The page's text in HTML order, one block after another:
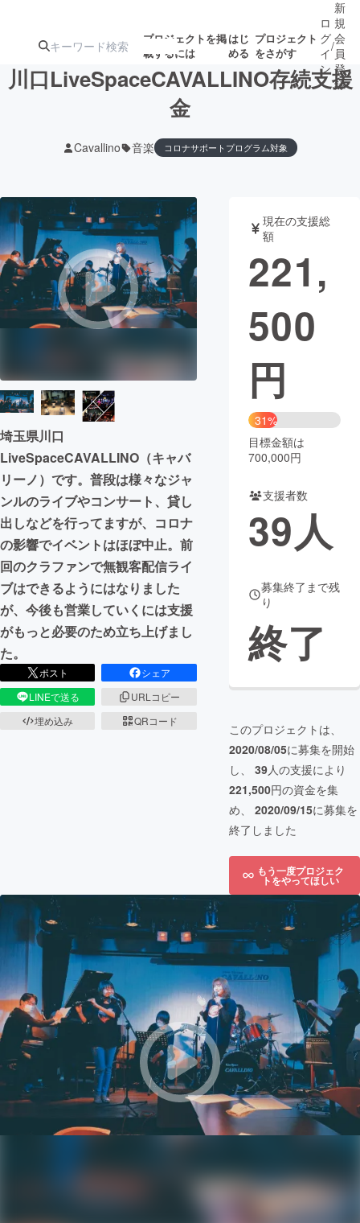
プロジェクトを掲
載するには
はじ
める
プロジェクト
をさがす
ターン
注目の新着プロ
ジェクト
募集終了が近いプ
ロジェクト
もうすぐ公開
されます
アート・写真 音楽
テクノロジー・ガジェット ゲーム・サ
映像・映画
ビジネス・起業
まちづくり・地域活性化
CAMPFIRE for Social Good
CAMPFIRE Creation
CAMPFIREふるさと納税 machi-ya コミュニティ
ロ
グ
イ
ン
/
新
規
会
員
登
録
川口LiveSpaceCAVALLINO存続支援
金
Cavallino 音楽 コロナサポートプログラム対象
埼玉県川口
LiveSpaceCAVALLINO（キャバ
リーノ）です。普段は様々なジャ
ンルのライブやコンサート、貸し
出しなどを行ってますが、コロナ
の影響でイベントはほぼ中止。前
回のクラファンで無観客配信ライ
ブはできるようにはなりました
が、今後も営業していくには支援
がもっと必要のため立ち上げまし
た。
ポスト
シェア
LINEで送る
URLコピー
埋め込み
QRコード
現在の支援総
額
221,
500
円
31%
目標金額は
700,000円
支援者数
39人
募集終了まで残
り
終了
このプロジェクトは、
2020/08/05に募集を開始
し、 39人の支援により
221,500円の資金を集
め、 2020/09/15に募集を
終了しました
もう一度プロジェク
トをやってほしい